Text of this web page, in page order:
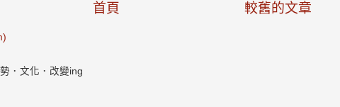
較舊的文章
首頁
．文化．改變ing